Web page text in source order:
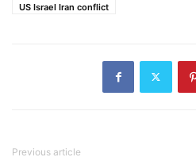
US Israel Iran conflict
Previous article